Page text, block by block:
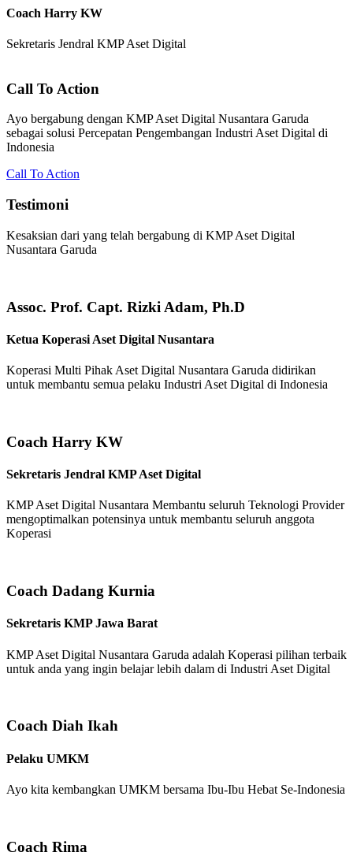
Coach Harry KW
Sekretaris Jendral KMP Aset Digital
Call To Action
Ayo bergabung dengan KMP Aset Digital Nusantara Garuda
sebagai solusi Percepatan Pengembangan Industri Aset Digital di
Indonesia
Call To Action
Testimoni
Kesaksian dari yang telah bergabung di KMP Aset Digital
Nusantara Garuda
Assoc. Prof. Capt. Rizki Adam, Ph.D
Ketua Koperasi Aset Digital Nusantara
Koperasi Multi Pihak Aset Digital Nusantara Garuda didirikan
untuk membantu semua pelaku Industri Aset Digital di Indonesia
Coach Harry KW
Sekretaris Jendral KMP Aset Digital
KMP Aset Digital Nusantara Membantu seluruh Teknologi Provider
mengoptimalkan potensinya untuk membantu seluruh anggota
Koperasi
Coach Dadang Kurnia
Sekretaris KMP Jawa Barat
KMP Aset Digital Nusantara Garuda adalah Koperasi pilihan terbaik
untuk anda yang ingin belajar lebih dalam di Industri Aset Digital
Coach Diah Ikah
Pelaku UMKM
Ayo kita kembangkan UMKM bersama Ibu-Ibu Hebat Se-Indonesia
Coach Rima